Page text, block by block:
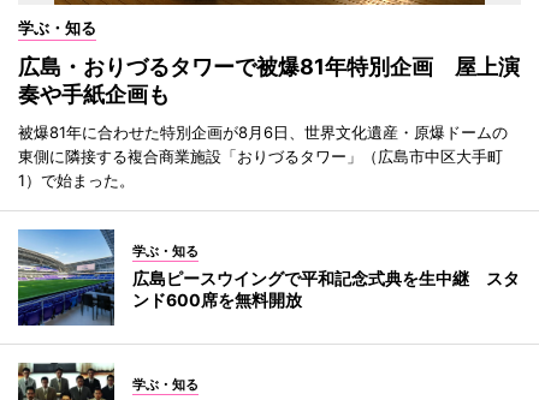
学ぶ・知る
広島・おりづるタワーで被爆81年特別企画 屋上演
奏や手紙企画も
被爆81年に合わせた特別企画が8月6日、世界文化遺産・原爆ドームの
東側に隣接する複合商業施設「おりづるタワー」（広島市中区大手町
1）で始まった。
学ぶ・知る
広島ピースウイングで平和記念式典を生中継 スタ
ンド600席を無料開放
学ぶ・知る